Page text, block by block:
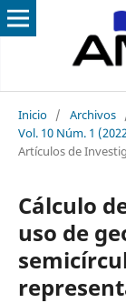
Inicio / Archivos
Vol. 10 Núm. 1
Artículos de
Cálculo
uso de